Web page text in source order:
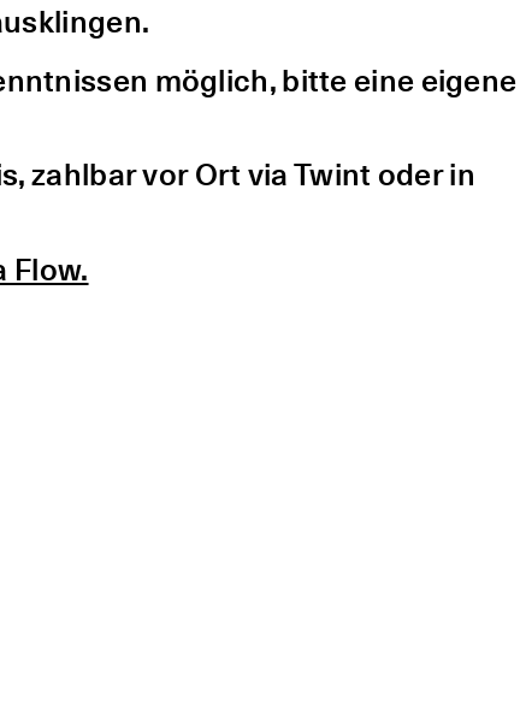
möglich, bitte eine eigene
zahlbar vor Ort via Twint oder in
Flow.